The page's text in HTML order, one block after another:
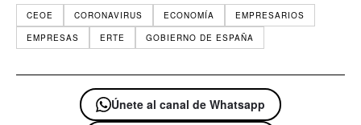
CEOE CORONAVIRUS ECONOMÍA
EMPRESARIOS
EMPRESAS
ERTE GOBIERNO DE ESPAÑA
Únete al canal de Whatsapp